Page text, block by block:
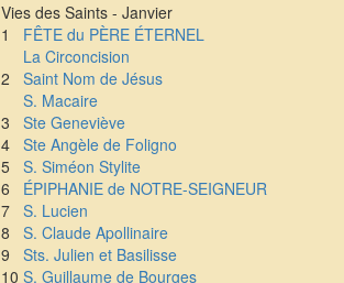
Vies des Saints - Janvier
1
FÊTE du PÈRE ÉTERNEL
La Circoncision
2
Saint Nom de Jésus
S. Macaire
3
Ste Geneviève
4 Ste Angèle de Foligno
5 S. Siméon Stylite
6
ÉPIPHANIE de NOTRE-SEIGNEUR
7 S. Lucien
8
S. Claude Apollinaire
9
Sts. Julien et Basilisse
10 S. Guillaume de Bourges